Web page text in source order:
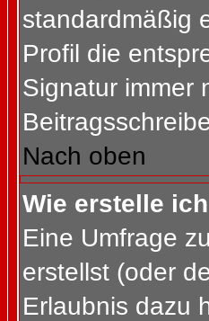
standardmäßig
Profil die
Signatur immer
Nach oben
Wie erstelle
Eine Umfrage
erstellst (oder
Erlaubnis dazu